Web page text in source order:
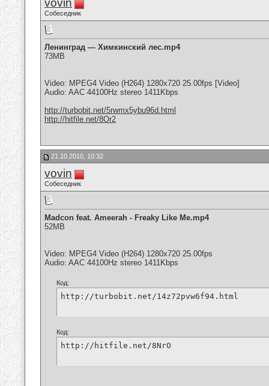
vovin
Собеседник
Ленинград — Химкинский лес.mp4
73MB
Video: MPEG4 Video (H264) 1280x720 25.00fps [Video]
Audio: AAC 44100Hz stereo 1411Kbps
http://turbobit.net/5rwmx5ybu96d.html
http://hitfile.net/8Or2
21.10.2010, 10:32
vovin
Собеседник
Madcon feat. Ameerah - Freaky Like Me.mp4
52MB
Video: MPEG4 Video (H264) 1280x720 25.00fps
Audio: AAC 44100Hz stereo 1411Kbps
Код:
http://turbobit.net/14z72pvw6f94.html
Код:
http://hitfile.net/8NrO